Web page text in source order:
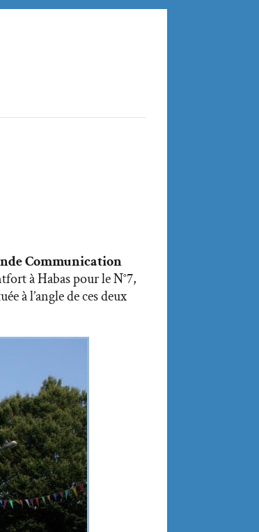
Communication
à Habas pour le N°7,
à l’angle de ces deux